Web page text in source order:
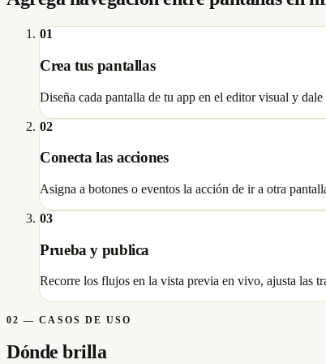
01
Crea tus pantallas
Diseña cada pantalla de tu app en el editor visual y
02
Conecta las acciones
Asigna a botones o eventos la acción de ir a otra
03
Prueba y publica
Recorre los flujos en la vista previa en vivo, ajusta las
02 —CASOS DE USO
Dónde brilla